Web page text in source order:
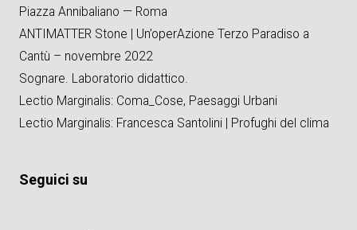
Piazza Annibaliano — Roma
ANTIMATTER Stone | Un’operAzione Terzo Paradiso a
Cantù – novembre 2022
Sognare. Laboratorio didattico.
Lectio Marginalis: Coma_Cose, Paesaggi Urbani
Lectio Marginalis: Francesca Santolini | Profughi del clima
Seguici su